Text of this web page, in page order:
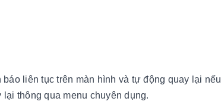
liên tục trên màn hình và tự động quay lại nếu
thông qua menu chuyên dụng.